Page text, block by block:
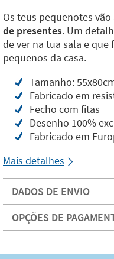
Os teus pequenotes
de presentes. Um
de ver na tua sala e
pequenos da casa.
Tamanho:
Fabricado em
Fecho com fitas
Desenho 100%
Fabricado em
Mais detalhes
DADOS DE ENVIO
OPÇÕES DE